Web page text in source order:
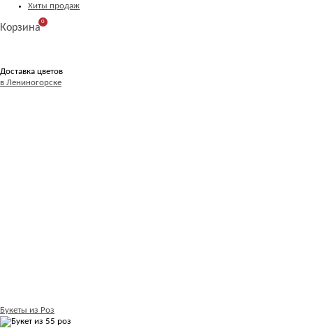
Хиты продаж
Корзина
0
Доставка цветов
в Лениногорске
Букеты из Роз